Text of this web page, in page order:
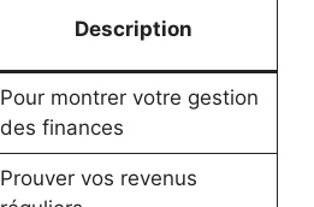
Description
Pour montrer votre gestion
des finances
Prouver vos revenus